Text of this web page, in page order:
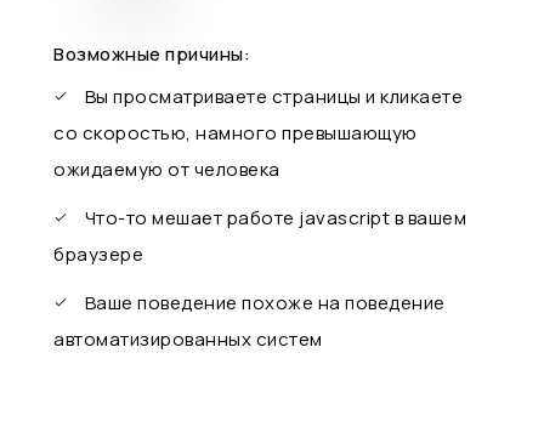
Возможные причины:
Вы просматриваете страницы и кликаете
со скоростью, намного превышающую
ожидаемую от человека
Что-то мешает работе javascript в вашем
браузере
Ваше поведение похоже на поведение
автоматизированных систем